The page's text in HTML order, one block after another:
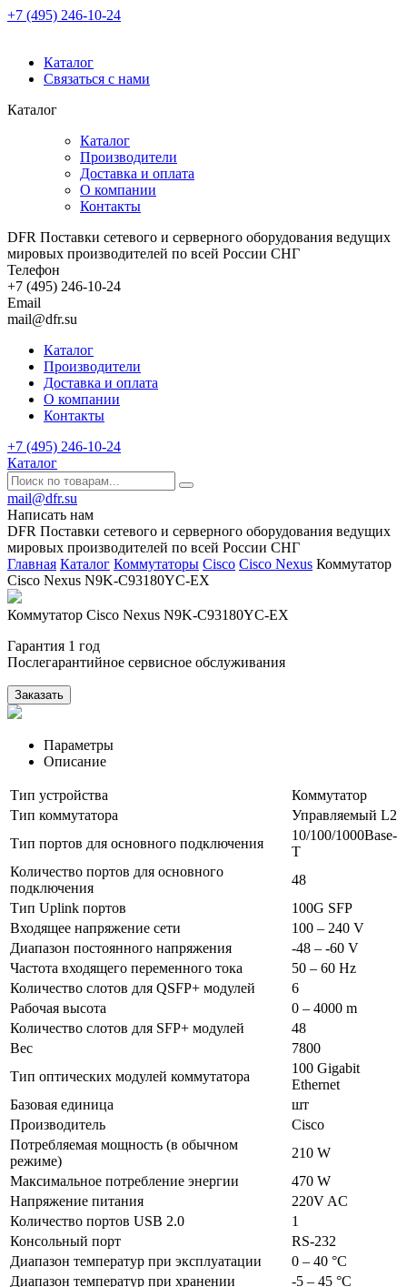
+7 (495) 246-10-24
Каталог
Связаться с нами
Каталог
Каталог
Производители
Доставка и оплата
О компании
Контакты
DFR Поставки сетевого и серверного оборудования ведущих
мировых производителей по всей России СНГ
Телефон
+7 (495) 246-10-24
Email
mail@dfr.su
Каталог
Производители
Доставка и оплата
О компании
Контакты
+7 (495) 246-10-24
Каталог
mail@dfr.su
Написать нам
DFR Поставки сетевого и серверного оборудования ведущих
мировых производителей по всей России СНГ
Главная Каталог Коммутаторы Cisco Cisco Nexus Коммутатор
Cisco Nexus N9K-C93180YC-EX
Коммутатор Cisco Nexus N9K-C93180YC-EX
Гарантия 1 год
Послегарантийное сервисное обслуживания
Заказать
Параметры
Описание
Тип устройства
Коммутатор
Тип коммутатора
Управляемый L2
Тип портов для основного подключения
10/100/1000Base-
T
Количество портов для основного
подключения
48
Тип Uplink портов
100G SFP
Входящее напряжение сети
100 – 240 V
Диапазон постоянного напряжения
-48 – -60 V
Частота входящего переменного тока
50 – 60 Hz
Количество слотов для QSFP+ модулей
6
Рабочая высота
0 – 4000 m
Количество слотов для SFP+ модулей
48
Вес
7800
Тип оптических модулей коммутатора
100 Gigabit
Ethernet
Базовая единица
шт
Производитель
Cisco
Потребляемая мощность (в обычном
режиме)
210 W
Максимальное потребление энергии
470 W
Напряжение питания
220V AC
Количество портов USB 2.0
1
Консольный порт
RS-232
Диапазон температур при эксплуатации
0 – 40 °C
Диапазон температур при хранении
-5 – 45 °C